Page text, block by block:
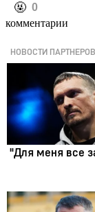
️🤬 0
комментарии